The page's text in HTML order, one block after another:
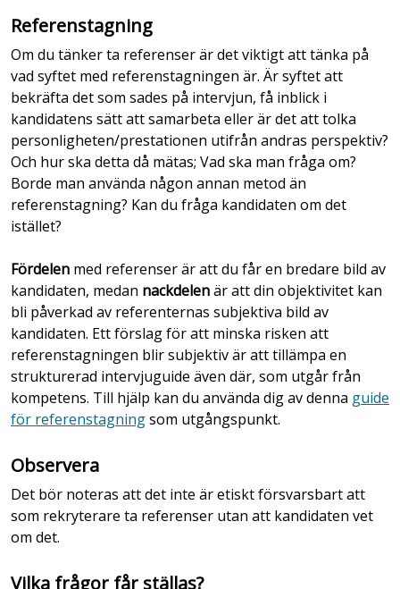
Referenstagning
Om du tänker ta referenser är det viktigt att tänka på
vad syftet med referenstagningen är. Är syftet att
bekräfta det som sades på intervjun, få inblick i
kandidatens sätt att samarbeta eller är det att tolka
personligheten/prestationen utifrån andras perspektiv?
Och hur ska detta då mätas; Vad ska man fråga om?
Borde man använda någon annan metod än
referenstagning? Kan du fråga kandidaten om det
istället?
Fördelen med referenser är att du får en bredare bild av
kandidaten, medan nackdelenär att din objektivitet kan
bli påverkad av referenternas subjektiva bild av
kandidaten. Ett förslag för att minska risken att
referenstagningen blir subjektiv är att tillämpa en
strukturerad intervjuguide även där, som utgår från
kompetens. Till hjälp kan du använda dig av denna guide
för referenstagningsom utgångspunkt.
Observera
Det bör noteras att det inte är etiskt försvarsbart att
som rekryterare ta referenser utan att kandidaten vet
om det.
Vilka frågor får ställas?